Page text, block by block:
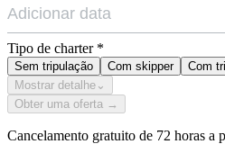
Tipo de charter *
Sem tripulação Com skipper
Com
Mostrar detalhe ⌄
Obter uma oferta →
Cancelamento gratuito de 72 horas a